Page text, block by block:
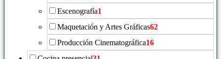
Escenografía1
Maquetación y Artes Gráficas62
Producción Cinematográfica16